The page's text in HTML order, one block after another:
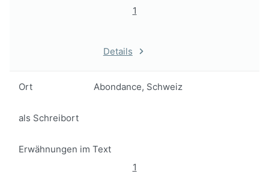
1
Details
Ort Abondance, Schweiz
als Schreibort
Erwähnungen im Text
1